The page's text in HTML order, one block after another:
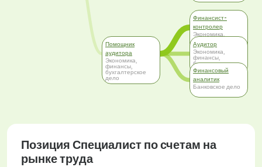
Помощник
аудитора
Экономика,
финансы,
бухгалтерское
дело
Финансист-
контролер
Экономика,
финансы,
бухгалтерское
дело
Аудитор
Экономика,
финансы,
бухгалтерское
дело
Финансовый
аналитик
Банковское дело
Позиция Специалист по счетам на
рынке труда